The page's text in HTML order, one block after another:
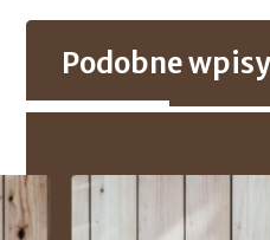
Podobne wpisy